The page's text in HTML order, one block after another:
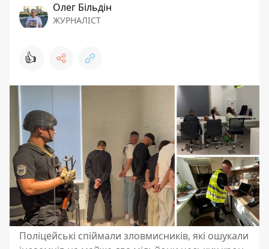
Олег Більдін
ЖУРНАЛІСТ
👍
Поліцейські спіймали зловмисників, які ошукали